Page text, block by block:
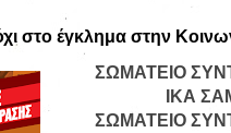
στο έγκλημα στην
ΣΩΜΑΤΕΙΟ
ΙΚΑ
ΣΩΜΑΤΕΙΟ